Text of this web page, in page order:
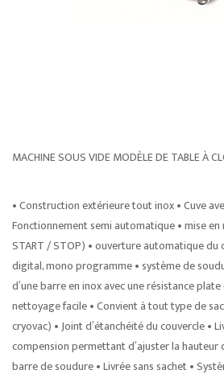
MACHINE SOUS VIDE MODÈLE DE TABLE À
• Construction extérieure tout inox • Cuve
Fonctionnement semi automatique • mise
START / STOP) • ouverture automatique du
digital, mono programme • système de
d’une barre en inox avec une résistance
nettoyage facile • Convient à tout type de
cryovac) • Joint d’étanchéité du couvercle •
compension permettant d’ajuster la hauteur
barre de soudure • Livrée sans sachet •